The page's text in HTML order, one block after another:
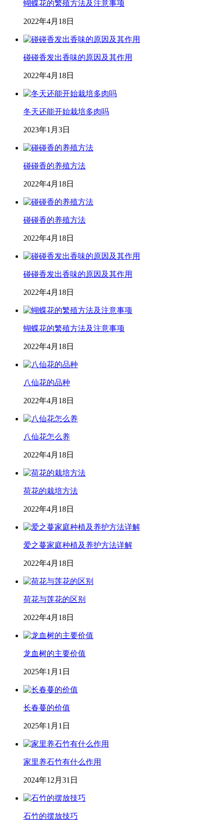
蝴蝶花的繁殖方法及注意事项
2022年4月18日
碰碰香发出香味的原因及其作用
2022年4月18日
冬天还能开始栽培多肉吗
2023年1月3日
碰碰香的养殖方法
2022年4月18日
碰碰香的养殖方法
2022年4月18日
碰碰香发出香味的原因及其作用
2022年4月18日
蝴蝶花的繁殖方法及注意事项
2022年4月18日
八仙花的品种
2022年4月18日
八仙花怎么养
2022年4月18日
荷花的栽培方法
2022年4月18日
爱之蔓家庭种植及养护方法详解
2022年4月18日
荷花与莲花的区别
2022年4月18日
龙血树的主要价值
2025年1月1日
长春蔓的价值
2025年1月1日
家里养石竹有什么作用
2024年12月31日
石竹的摆放技巧